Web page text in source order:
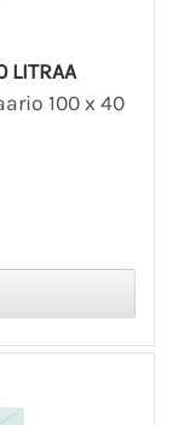
LITRAA
100 x 40